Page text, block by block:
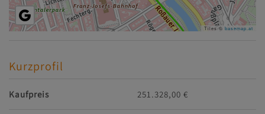
Tiles © basemap.at
Kurzprofil
Kaufpreis 251.328,00 €